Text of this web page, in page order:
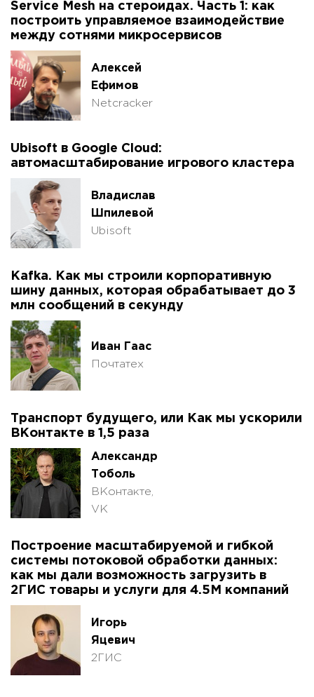
Service Mesh на стероидах. Часть 1: как
построить управляемое взаимодействие
между сотнями микросервисов
Алексей
Ефимов
Netcracker
Ubisoft в Google Cloud:
автомасштабирование игрового кластера
Владислав
Шпилевой
Ubisoft
Kafka. Как мы строили корпоративную
шину данных, которая обрабатывает до 3
млн сообщений в секунду
Иван Гаас
Почтатех
Транспорт будущего, или Как мы ускорили
ВКонтакте в 1,5 раза
Александр
Тоболь
ВКонтакте,
VK
Построение масштабируемой и гибкой
системы потоковой обработки данных:
как мы дали возможность загрузить в
2ГИС товары и услуги для 4.5М компаний
Игорь
Яцевич
2ГИС